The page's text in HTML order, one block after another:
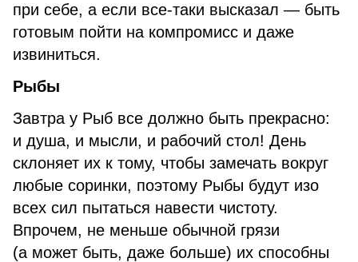
при себе, а если все-таки высказал — быть
готовым пойти на компромисс и даже
извиниться.
Рыбы
Завтра у Рыб все должно быть прекрасно:
и душа, и мысли, и рабочий стол! День
склоняет их к тому, чтобы замечать вокруг
любые соринки, поэтому Рыбы будут изо
всех сил пытаться навести чистоту.
Впрочем, не меньше обычной грязи
(а может быть, даже больше) их способны